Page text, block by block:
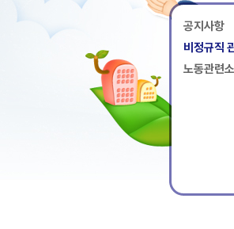
공지사항
비정규직
노동관련